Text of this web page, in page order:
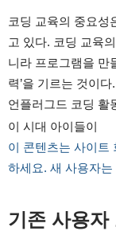
코딩 교육의 중요성
고 있다. 코딩 교육
니라 프로그램을 만
력’을 기르는 것이
언플러그드 코딩 활
이 시대 아이들이
이 콘텐츠는 사이트
하세요. 새 사용자
기존 사용자